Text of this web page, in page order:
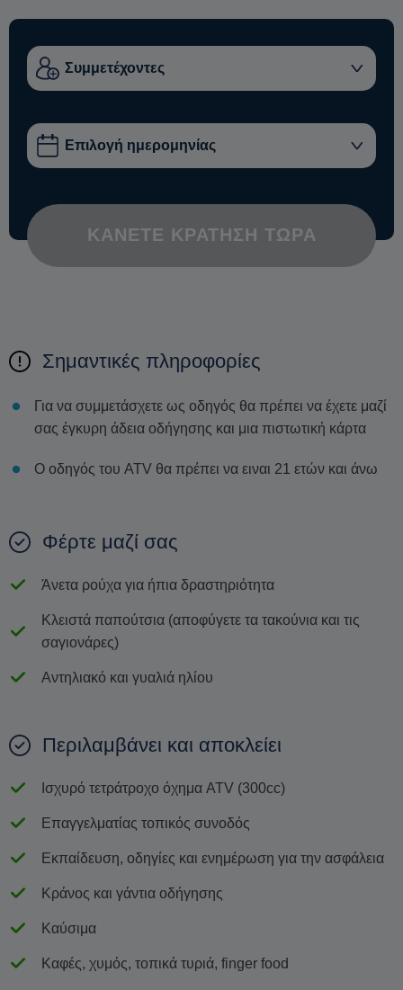
ΚΆΝΕΤΕ ΚΡΆΤΗΣΗ ΤΏΡΑ
Σημαντικές πληροφορίες
Για να συμμετάσχετε ως οδηγός θα πρέπει να έχετε μαζί
σας έγκυρη άδεια οδήγησης και μια πιστωτική κάρτα
Ο οδηγός του ATV θα πρέπει να ειναι 21 ετών και άνω
Φέρτε μαζί σας
Άνετα ρούχα για ήπια δραστηριότητα
Κλειστά παπούτσια (αποφύγετε τα τακούνια και τις
σαγιονάρες)
Αντηλιακό και γυαλιά ηλίου
Περιλαμβάνει και αποκλείει
Ισχυρό τετράτροχο όχημα ATV (300cc)
Επαγγελματίας τοπικός συνοδός
Εκπαίδευση, οδηγίες και ενημέρωση για την ασφάλεια
Κράνος και γάντια οδήγησης
Καύσιμα
Καφές, χυμός, τοπικά τυριά, finger food